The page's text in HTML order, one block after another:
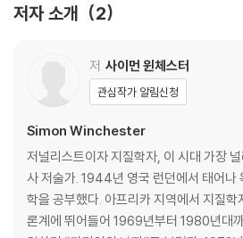
저자 소개 2
저 사이먼 윈체스터
관심작가 알림신청
Simon Winchester
저널리스트이자 지질학자, 이 시대 가장
사 저술가. 1944년 영국 런던에서 태어나
학을 공부했다. 아프리카 지역에서 지질
론계에 뛰어들어 1969년부터 1980년대까